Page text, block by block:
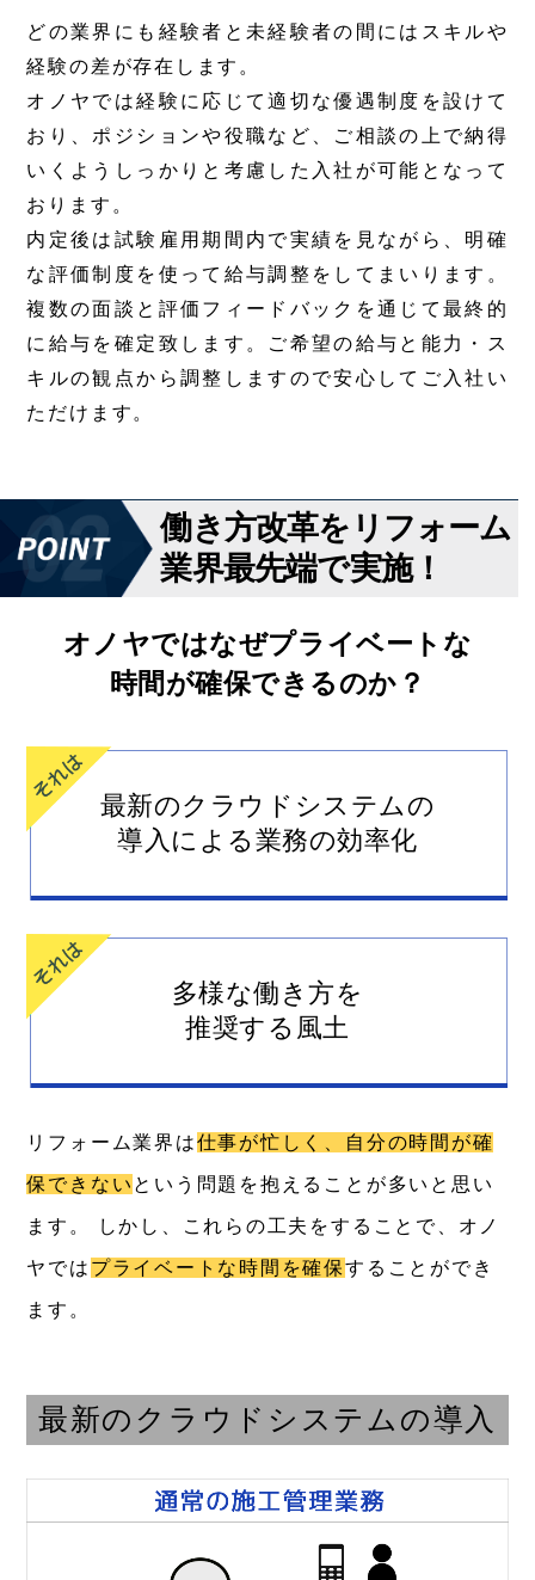
どの業界にも経験者と未経験者の間にはスキルや
経験の差が存在します。
オノヤでは経験に応じて適切な優遇制度を設けて
おり、ポジションや役職など、ご相談の上で納得
いくようしっかりと考慮した入社が可能となって
おります。
内定後は試験雇用期間内で実績を見ながら、明確
な評価制度を使って給与調整をしてまいります。
複数の面談と評価フィードバックを通じて最終的
に給与を確定致します。ご希望の給与と能力・ス
キルの観点から調整しますので安心してご入社い
ただけます。
働き方改革をリフォーム
業界最先端で実施！
オノヤではなぜプライベートな
時間が確保できるのか？
最新のクラウドシステムの
導入による業務の効率化
多様な働き方を
推奨する風土
リフォーム業界は仕事が忙しく、自分の時間が確
保できない という問題を抱えることが多いと思い
ます。 しかし、これらの工夫をすることで、オノ
ヤでは プライベートな時間を確保することができ
ます。
最新のクラウドシステムの導入